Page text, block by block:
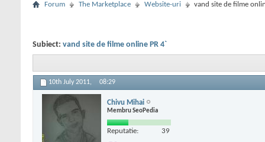
Forum The Marketplace Website-uri vand site de filme
Subiect: vand site de filme online PR 4`
10th July 2011, 08:29
Chivu Mihai
Membru SeoPedia
Reputatie: 39